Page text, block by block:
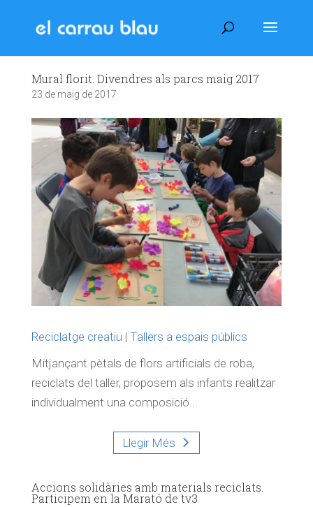
Mural florit. Divendres als parcs maig 2017
23 de maig de 2017
Reciclatge creatiu | Tallers a espais públics
Mitjançant pètals de flors artificials de roba,
reciclats del taller, proposem als infants realitzar
individualment una composició...
Llegir Més
Accions solidàries amb materials reciclats.
Participem en la Marató de tv3